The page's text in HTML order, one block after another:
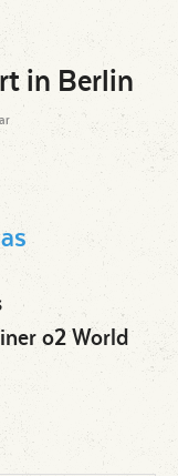
in Berlin
o2 World